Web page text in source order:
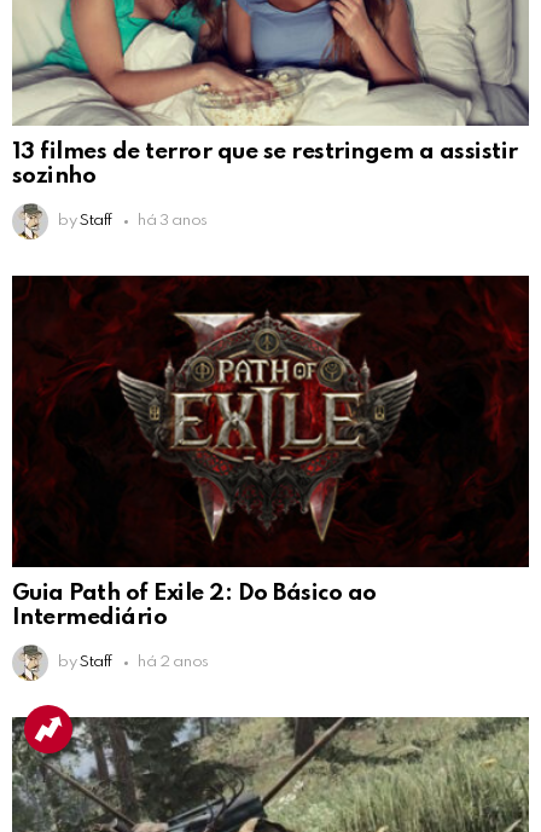
13 filmes de terror que se restringem a assistir
sozinho
by Staff há 3 anos
Guia Path of Exile 2: Do Básico ao
Intermediário
by Staff há 2 anos